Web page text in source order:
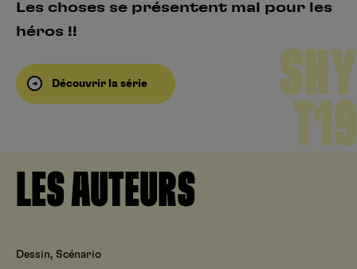
Les choses se présentent mal pour les
héros !!
Découvrir la série
SHY
T19
LES AUTEURS
Dessin, Scénario